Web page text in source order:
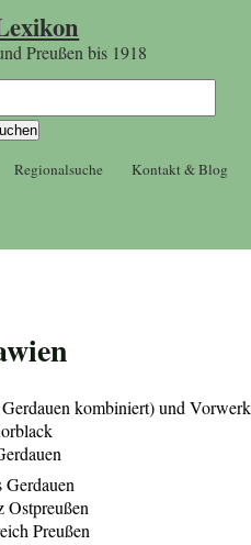
Preußen bis 1918
Regionalsuche Kontakt & Blog
kombiniert) und Vorwerk
Gerdauen
Ostpreußen
Preußen